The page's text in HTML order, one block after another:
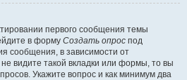
первого сообщения темы
в форму Создать опрос под
сообщения, в зависимости от
видите такой вкладки или формы, то вы
Укажите вопрос и как минимум два